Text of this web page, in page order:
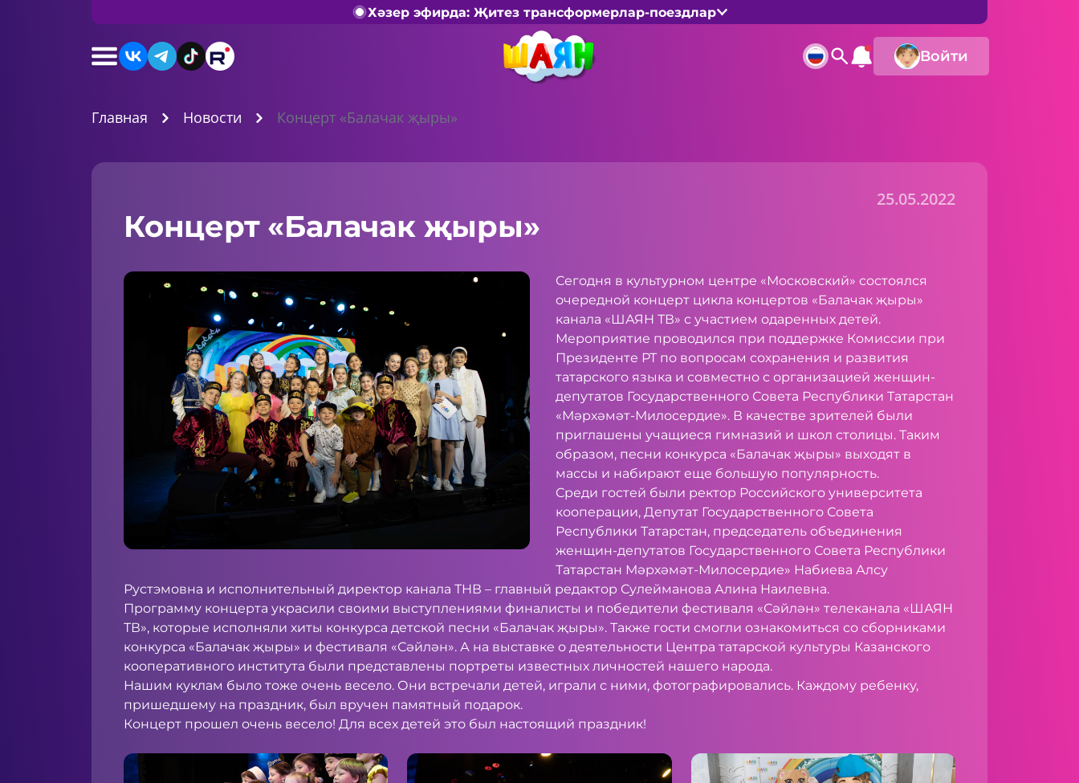
Хәзер эфирда: Җитез трансформерлар-поездлар
Войти
Главная Новости Концерт «Балачак җыры»
25.05.2022
Концерт «Балачак җыры»
Сегодня в культурном центре «Московский» состоялся
очередной концерт цикла концертов «Балачак җыры»
канала «ШАЯН ТВ» с участием одаренных детей.
Мероприятие проводился при поддержке Комиссии при
Президенте РТ по вопросам сохранения и развития
татарского языка и совместно с организацией женщин-
депутатов Государственного Совета Республики Татарстан
«Мәрхәмәт-Милосердие». В качестве зрителей были
приглашены учащиеся гимназий и школ столицы. Таким
образом, песни конкурса «Балачак җыры» выходят в
массы и набирают еще большую популярность.
Среди гостей были ректор Российского университета
кооперации, Депутат Государственного Совета
Республики Татарстан, председатель объединения
женщин-депутатов Государственного Совета Республики
Татарстан Мәрхәмәт-Милосердие» Набиева Алсу
Рустэмовна и исполнительный директор канала ТНВ – главный редактор Сулейманова Алина Наилевна.
Программу концерта украсили своими выступлениями финалисты и победители фестиваля «Сәйлән» телеканала «ШАЯН
ТВ», которые исполняли хиты конкурса детской песни «Балачак җыры». Также гости смогли ознакомиться со сборниками
конкурса «Балачак җыры» и фестиваля «Сәйлән». А на выставке о деятельности Центра татарской культуры Казанского
кооперативного института были представлены портреты известных личностей нашего народа.
Нашим куклам было тоже очень весело. Они встречали детей, играли с ними, фотографировались. Каждому ребенку,
пришедшему на праздник, был вручен памятный подарок.
Концерт прошел очень весело! Для всех детей это был настоящий праздник!